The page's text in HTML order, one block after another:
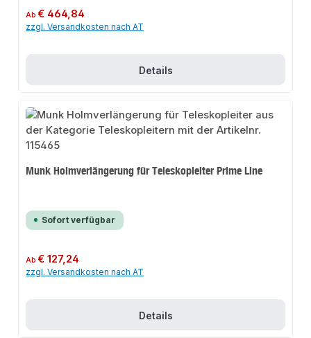
Regulärer Preis:
Ab€ 464,84
zzgl. Versandkosten nach AT
Details
Munk Holmverlängerung für Teleskopleiter Prime Line
Sofort verfügbar
Regulärer Preis:
Ab€ 127,24
zzgl. Versandkosten nach AT
Details